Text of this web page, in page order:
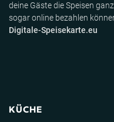
deine Gäste die Speisen
sogar online bezahlen
Digitale-Speisekarte.eu
KÜCHE